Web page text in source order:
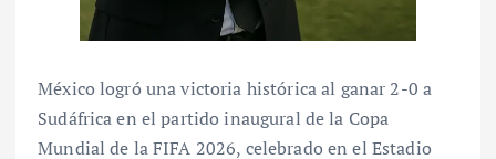
México logró una victoria histórica al ganar 2-0 a
Sudáfrica en el partido inaugural de la Copa
Mundial de la FIFA 2026, celebrado en el Estadio